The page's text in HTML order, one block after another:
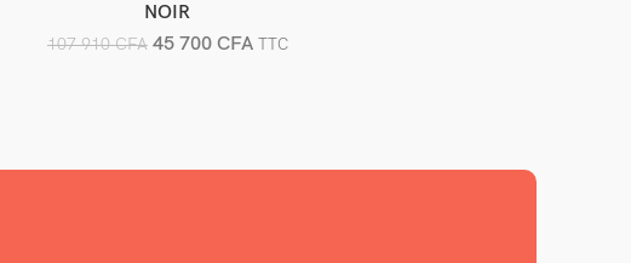
NOIR
107 910CFA 45 700 CFA TTC